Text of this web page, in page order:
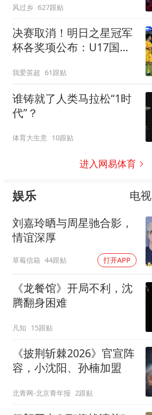
风过乡 627跟贴
决赛取消！明日之星冠军
杯各奖项公布：U17国足
我爱英超 61跟贴
谁铸就了人类马拉松“1时
代”？
体育大生意 10跟贴
进入网易体育
娱乐 电视
刘嘉玲晒与周星驰合影，
情谊深厚
草莓信箱 44跟贴 打开APP
《龙餐馆》开局不利，沈
腾翻身困难
凡知 15跟贴
《披荆斩棘2026》官宣阵
容，小沈阳、孙楠加盟
北青网-北京青年报 2跟贴